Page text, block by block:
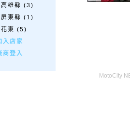
高雄縣 (3)
屏東縣 (1)
花東 (5)
入店家
商登入
MotoCity